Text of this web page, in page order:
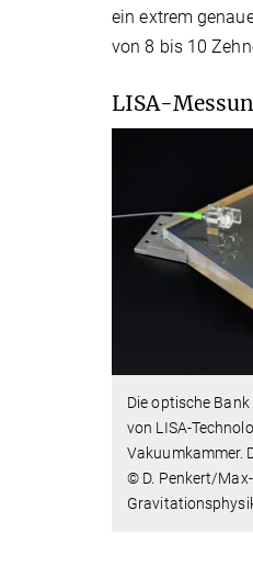
ein extrem
von 8 bis 10
LISA-
Die optische
von LISA-
Vakuumkammer.
© D. Penkert/